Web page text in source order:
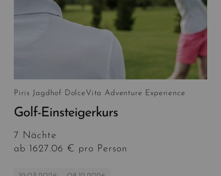
Piris Jagdhof DolceVita Adventure Experience
Golf-Einsteigerkurs
7 Nächte
ab 1627.06 € pro Person